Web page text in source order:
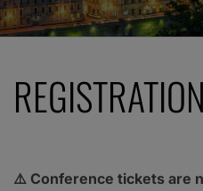
⚠️ Conference tickets are